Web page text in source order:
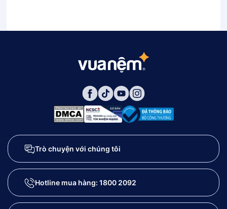
Trò chuyện với chúng tôi
Hotline mua hàng: 1800 2092